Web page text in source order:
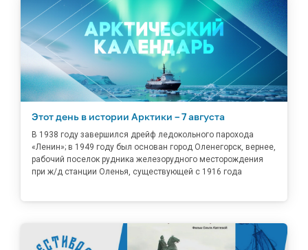
Этот день в истории Арктики – 7 августа
В 1938 году завершился дрейф ледокольного парохода
«Ленин»; в 1949 году был основан город Оленегорск, вернее,
рабочий поселок рудника железорудного месторождения
при ж/д станции Оленья, существующей с 1916 года